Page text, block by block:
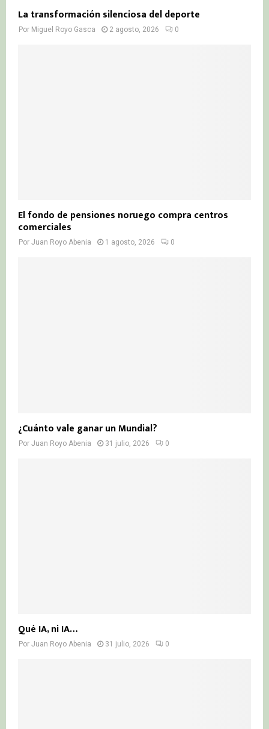
La transformación silenciosa del deporte
Por Miguel Royo Gasca 2 agosto, 2026 0
El fondo de pensiones noruego compra centros
comerciales
Por Juan Royo Abenia 1 agosto, 2026 0
¿Cuánto vale ganar un Mundial?
Por Juan Royo Abenia 31 julio, 2026 0
Qué IA, ni IA…
Por Juan Royo Abenia 31 julio, 2026 0